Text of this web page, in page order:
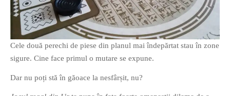
Cele două perechi de piese din planul mai îndepărtat stau în zone
sigure. Cine face primul o mutare se expune.
Dar nu poți stă în găoace la nesfârșit, nu?